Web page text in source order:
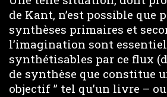
de Kant, n’est possible que
synthèses primaires et
l’imagination sont
synthétisables par ce flux
de synthèse que constitue
objectif ” tel qu’un livre –